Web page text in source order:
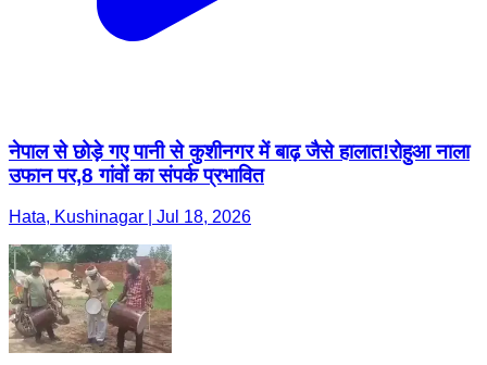
नेपाल से छोड़े गए पानी से कुशीनगर में बाढ़ जैसे हालात!रोहुआ नाला
उफान पर,8 गांवों का संपर्क प्रभावित
Hata, Kushinagar | Jul 18, 2026